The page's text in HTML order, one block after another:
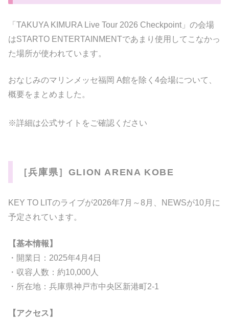
「TAKUYA KIMURA Live Tour 2026 Checkpoint」の会場
はSTARTO ENTERTAINMENTであまり使用してこなかっ
た場所が使われています。
おなじみのマリンメッセ福岡 A館を除く4会場について、
概要をまとめました。
※詳細は公式サイトをご確認ください
［兵庫県］GLION ARENA KOBE
KEY TO LITのライブが2026年7月～8月、NEWSが10月に
予定されています。
【基本情報】
・開業日：2025年4月4日
・収容人数：約10,000人
・所在地：兵庫県神戸市中央区新港町2-1
【アクセス】